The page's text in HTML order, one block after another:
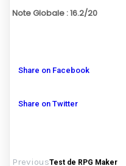
Note Globale : 16.2/20
Share on Facebook
Share on Twitter
PreviousTest de RPG Maker